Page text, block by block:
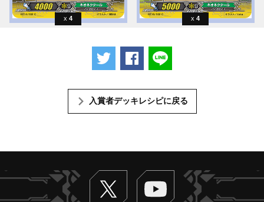
4 4
ツイートするFacebookでシェアする
入賞者デッキレシピに戻る
Twitter ヴァンガードch